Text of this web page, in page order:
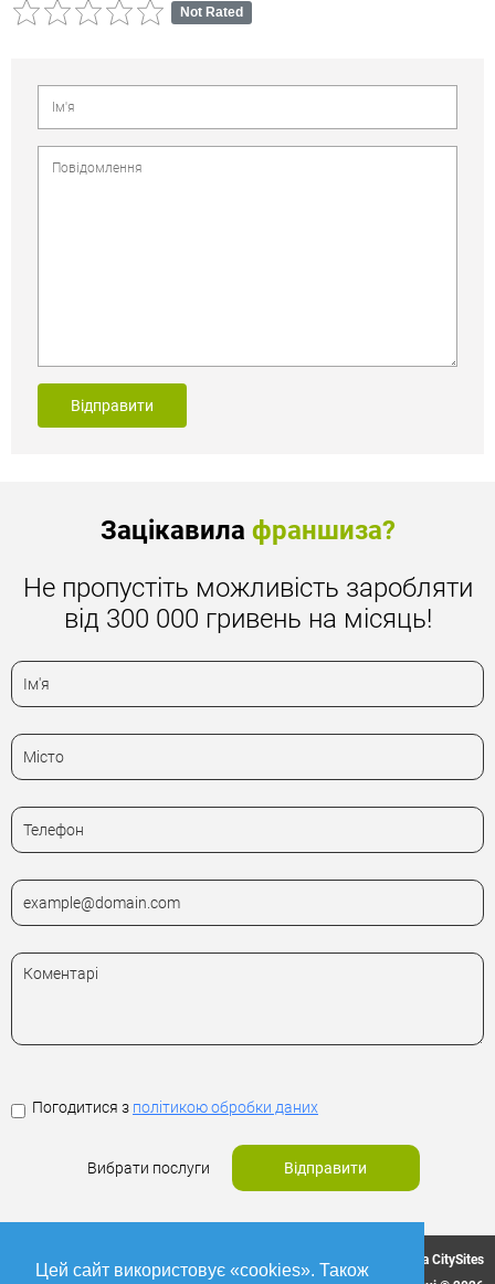
Цей сайт використовує «cookies». Також
Not Rated
Відправити
Зацікавила франшиза?
Не пропустіть можливість заробляти
від 300 000 гривень на місяць!
Погодитися з політикою обробки даних
Вибрати послуги Відправити
Мережа CitySites